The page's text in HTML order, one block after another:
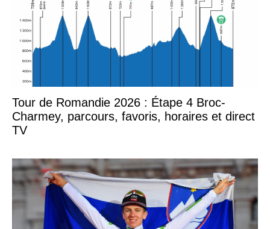
Tour de Romandie 2026 : Étape 4 Broc-
Charmey, parcours, favoris, horaires et direct
TV